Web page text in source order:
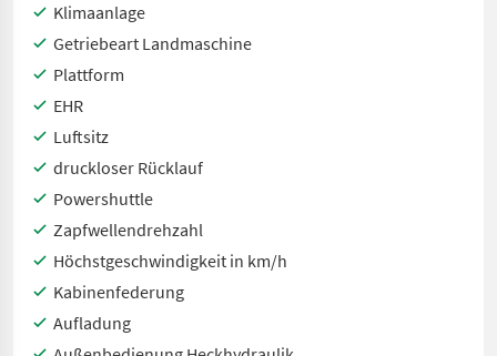
Klimaanlage
Getriebeart Landmaschine
Plattform
EHR
Luftsitz
druckloser Rücklauf
Powershuttle
Zapfwellendrehzahl
Höchstgeschwindigkeit in km/h
Kabinenfederung
Aufladung